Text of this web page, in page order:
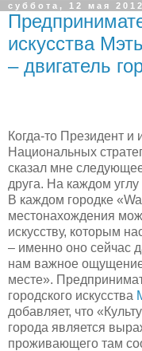
суббота, 12 мая
искусства
– двигатель
Когда-то Президент и
Национальных
сказал мне
друга. На каждом
В каждом городке
местонахождения
искусству, которым
– именно оно сейчас
нам важное
месте».
городского искусства
добавляет, что
города является
проживающего там